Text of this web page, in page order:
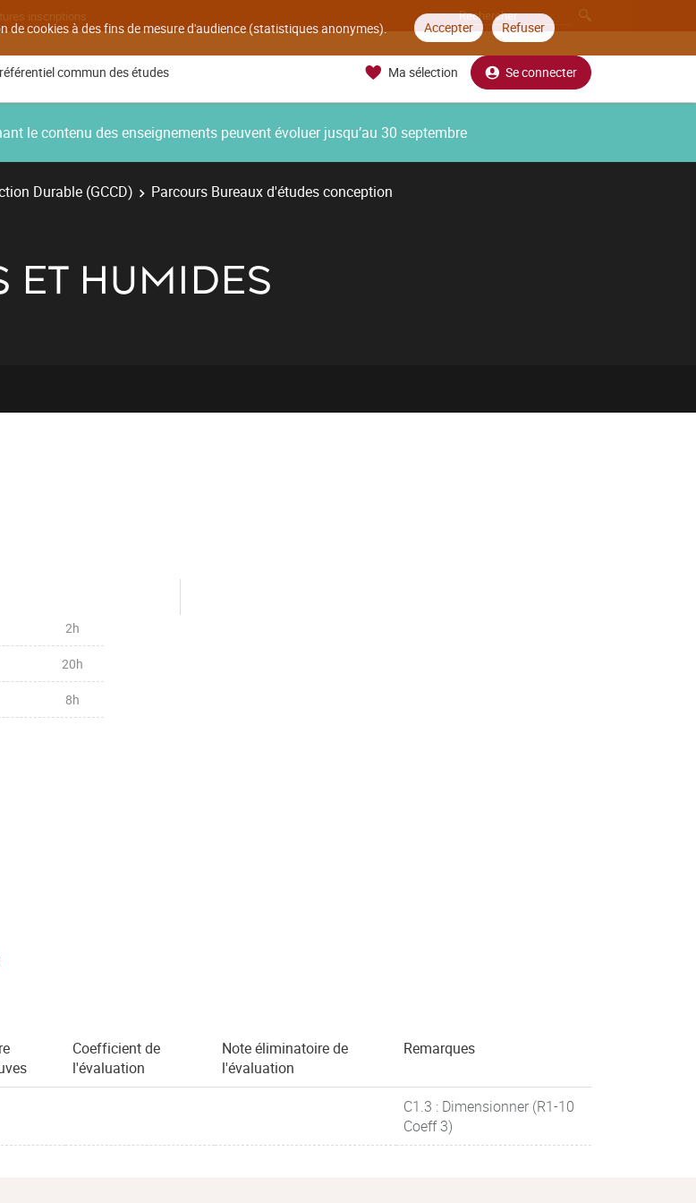
cookies à des fins de mesure d'audience (statistiques anonymes). Accepter Refuser
inscriptions
commun des études Ma sélection Se connecter
le contenu des enseignements peuvent évoluer jusqu’au 30 septembre
Durable (GCCD)
Parcours Bureaux d'études conception
ET HUMIDES
2h
20h
8h
Coefficient de
l'évaluation
Note éliminatoire de
l'évaluation
Remarques
C1.3 : Dimensionner (R1-10
Coeff 3)